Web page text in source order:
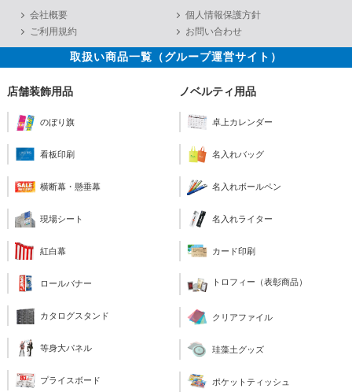
会社概要
個人情報保護方針
ご利用規約
お問い合わせ
取扱い商品一覧（グループ運営サイト）
店舗装飾用品
のぼり旗
看板印刷
横断幕・懸垂幕
現場シート
紅白幕
ロールバナー
カタログスタンド
等身大パネル
プライスボード
ノベルティ用品
卓上カレンダー
名入れバッグ
名入れボールペン
名入れライター
カード印刷
トロフィー（表彰商品）
クリアファイル
珪藻土グッズ
ポケットティッシュ